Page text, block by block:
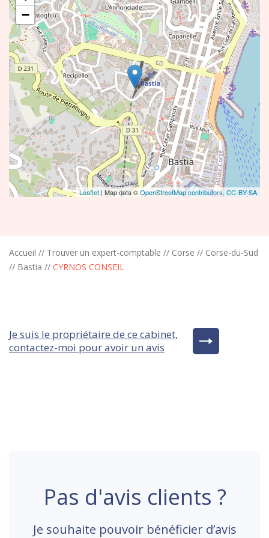
−
Leaflet | Map data ©OpenStreetMap contributors, CC-BY-SA
Accueil // Trouver un expert-comptable // Corse // Corse-du-Sud
// Bastia // CYRNOS CONSEIL
Je suis le propriétaire de ce cabinet,
contactez-moi pour avoir un avis
Pas d'avis clients ?
Je souhaite pouvoir bénéficier d’avis